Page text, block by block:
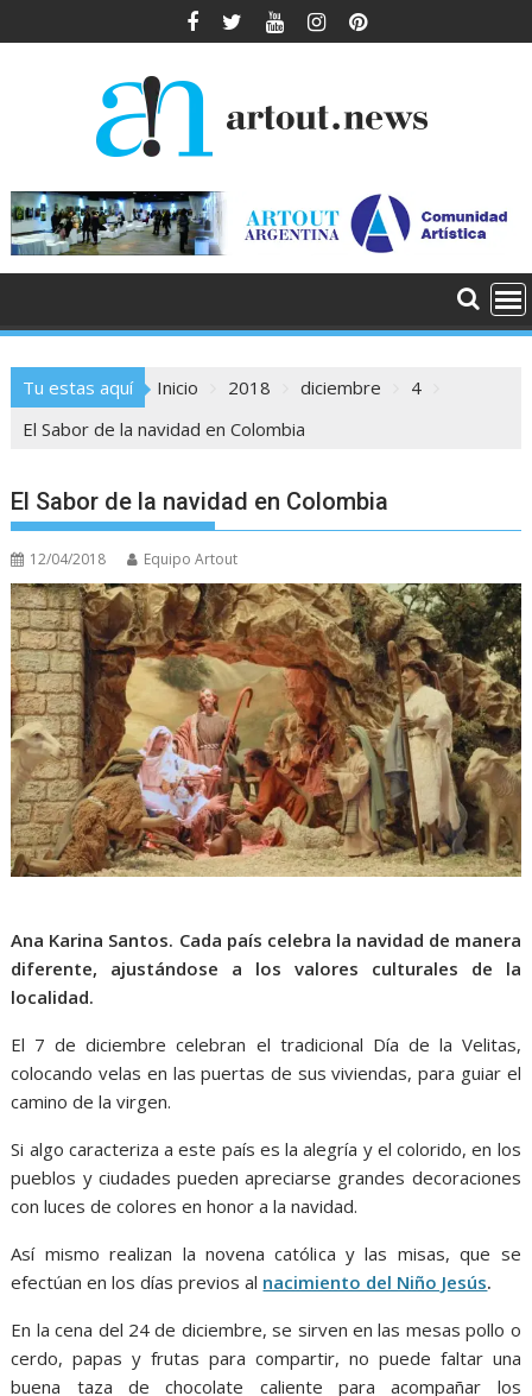
al
Tu estas aquí Inicio 2018 diciembre
4
El Sabor de la navidad en Colombia
El Sabor de la navidad en Colombia
12/04/2018 Equipo Artout
Ana Karina Santos. Cada país celebra la navidad de manera
diferente, ajustándose a los valores culturales de la
localidad.
El 7 de diciembre celebran el tradicional Día de la Velitas,
colocando velas en las puertas de sus viviendas, para guiar el
camino de la virgen.
Si algo caracteriza a este país es la alegría y el colorido, en los
pueblos y ciudades pueden apreciarse grandes decoraciones
con luces de colores en honor a la navidad.
Así mismo realizan la novena católica y las misas, que se
efectúan en los días previos al nacimiento del Niño Jesús.
En la cena del 24 de diciembre, se sirven en las mesas pollo o
cerdo, papas y frutas para compartir, no puede faltar una
buena taza de chocolate caliente para acompañar los